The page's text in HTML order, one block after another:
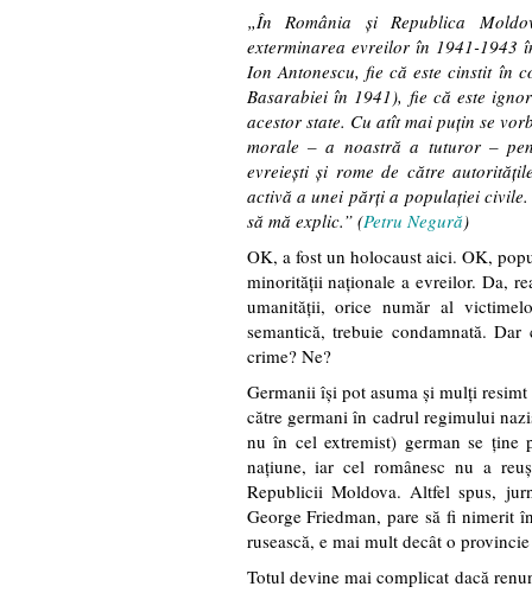
„În România şi Republica
exterminarea evreilor în 1941-1943
Ion Antonescu, fie că este cinstit în
Basarabiei în 1941), fie că este
acestor state. Cu atît mai puțin se
morale – a noastră a tuturor –
evreiești și rome de către
activă a unei părţi a populaţiei
să mă explic.” (Petru Negură)
OK, a fost un holocaust aici. OK,
minorității naționale a evreilor. Da,
umanității, orice număr al
semantică, trebuie condamnată.
crime? Ne?
Germanii își pot asuma și mulți
către germani în cadrul regimului
nu în cel extremist) german se ține
națiune, iar cel românesc nu a
Republicii Moldova. Altfel spus,
George Friedman, pare să fi nimerit
rusească, e mai mult decât o
Totul devine mai complicat dacă